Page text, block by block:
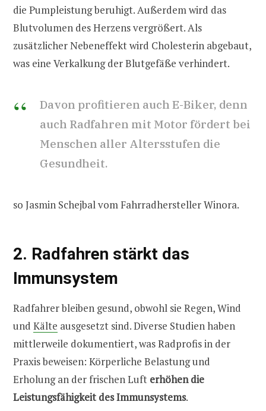
die Pumpleistung beruhigt. Außerdem wird das
Blutvolumen des Herzens vergrößert. Als
zusätzlicher Nebeneffekt wird Cholesterin abgebaut,
was eine Verkalkung der Blutgefäße verhindert.
Davon profitieren auch E-Biker, denn
auch Radfahren mit Motor fördert bei
Menschen aller Altersstufen die
Gesundheit.
so Jasmin Schejbal vom Fahrradhersteller Winora.
2. Radfahren stärkt das
Immunsystem
Radfahrer bleiben gesund, obwohl sie Regen, Wind
und Kälte ausgesetzt sind. Diverse Studien haben
mittlerweile dokumentiert, was Radprofis in der
Praxis beweisen: Körperliche Belastung und
Erholung an der frischen Luft erhöhen die
Leistungsfähigkeit des Immunsystems.